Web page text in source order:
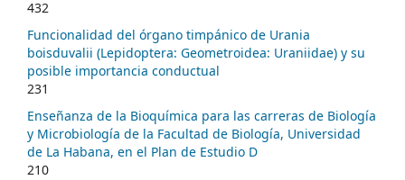
432
Funcionalidad del órgano timpánico de Urania
boisduvalii (Lepidoptera: Geometroidea: Uraniidae) y su
posible importancia conductual
231
Enseñanza de la Bioquímica para las carreras de Biología
y Microbiología de la Facultad de Biología, Universidad
de La Habana, en el Plan de Estudio D
210